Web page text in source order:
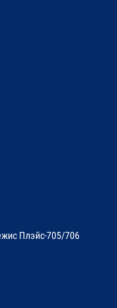
Плэйс-705/706